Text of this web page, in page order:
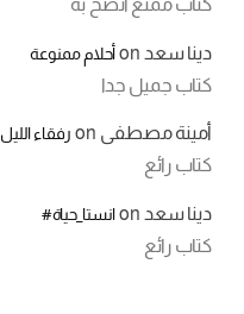
دينا سعد onأحلام ممنوعة
كتاب جميل جدا
أمينة مصطفى on رفقاء الليل
كتاب رائع
دينا سعد onانستا_حياة#
كتاب رائع